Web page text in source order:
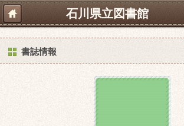
石川県立図書館
書誌情報